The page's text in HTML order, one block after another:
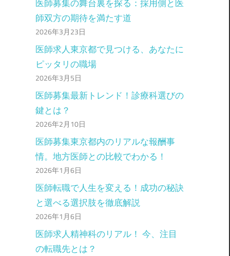
医師募集の舞台裏を探る：採用側と医
師双方の期待を満たす道
2026年3月23日
医師求人東京都で見つける、あなたに
ピッタリの職場
2026年3月5日
医師募集最新トレンド！診療科選びの
鍵とは？
2026年2月10日
医師募集東京都内のリアルな報酬事
情。地方医師との比較でわかる！
2026年1月6日
医師転職で人生を変える！成功の秘訣
と選べる選択肢を徹底解説
2026年1月6日
医師求人精神科のリアル！ 今、注目
の転職先とは？